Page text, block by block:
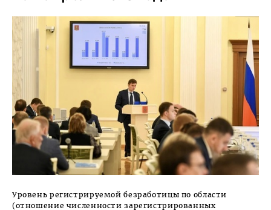
Уровень регистрируемой безработицы по области
(отношение численности зарегистрированных